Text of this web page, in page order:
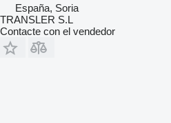
España, Soria
TRANSLER S.L
Contacte con el vendedor